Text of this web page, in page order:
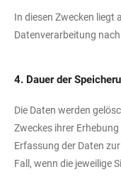
In diesen Zwecken liegt
Datenverarbeitung
4. Dauer der
Die Daten werden
Zweckes ihrer
Erfassung der Daten
Fall, wenn die jeweilige